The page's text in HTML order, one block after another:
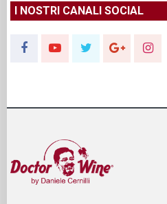
I NOSTRI CANALI SOCIAL